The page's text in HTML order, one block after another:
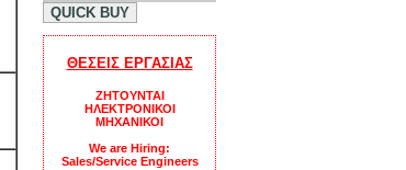
QUICK BUY
ΘΕΣΕΙΣ ΕΡΓΑΣΙΑΣ
ΖΗΤΟΥΝΤΑΙ
ΗΛΕΚΤΡΟΝΙΚΟΙ
ΜΗΧΑΝΙΚΟΙ
We are Hiring:
Sales/Service Engineers